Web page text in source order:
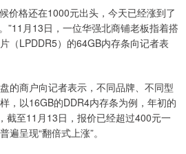
价格还在1000元出头，今天已经涨到了
”11月13日，一位华强北商铺老板指着搭
（LPDDR5）的64GB内存条向记者表
的商户向记者表示，不同品牌、不同型
，以16GB的DDR4内存条为例，年初的
截至11月13日，报价已经超过400元一
呈现“翻倍式上涨”。